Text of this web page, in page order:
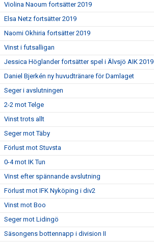
Violina Naoum fortsätter 2019
Elsa Netz fortsätter 2019
Naomi Okhiria fortsätter 2019
Vinst i futsalligan
Jessica Höglander fortsätter spel i Älvsjö AIK 2019
Daniel Bjerkén ny huvudtränare för Damlaget
Seger i avslutningen
2-2 mot Telge
Vinst trots allt
Seger mot Täby
Förlust mot Stuvsta
0-4 mot IK Tun
Vinst efter spännande avslutning
Förlust mot IFK Nyköping i div2
Vinst mot Boo
Seger mot Lidingö
Säsongens bottennapp i division II